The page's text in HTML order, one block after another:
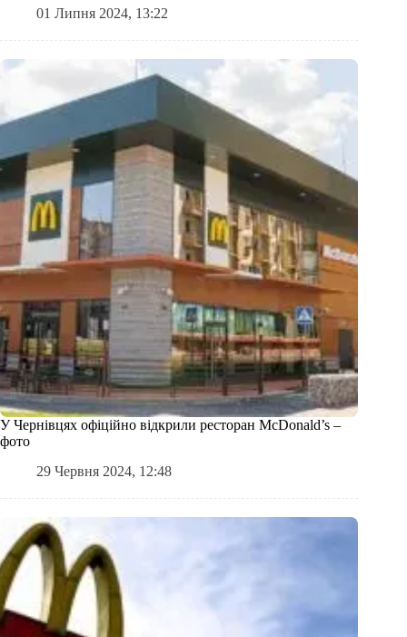
01 Липня 2024, 13:22
У Чернівцях офіційно відкрили ресторан МcDonald’s –
фото
29 Червня 2024, 12:48